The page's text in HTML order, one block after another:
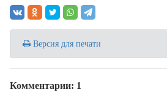
Версия для печати
Комментарии: 1